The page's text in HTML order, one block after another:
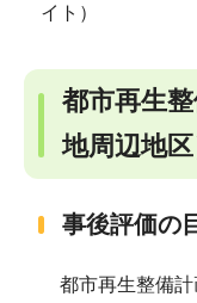
イト）
都市再生
地周辺地
事後評価の
都市再生整備計